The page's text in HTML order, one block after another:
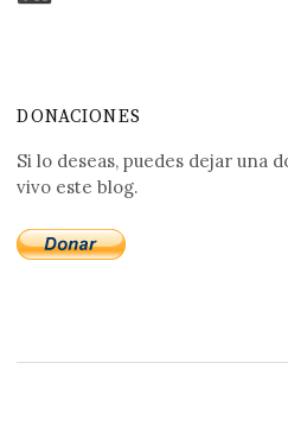
DONACIONES
Si lo deseas, puedes dejar una
vivo este blog.